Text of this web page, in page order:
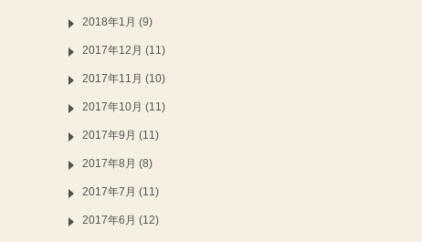
2018年1月 (9)
2017年12月 (11)
2017年11月 (10)
2017年10月 (11)
2017年9月 (11)
2017年8月 (8)
2017年7月 (11)
2017年6月 (12)